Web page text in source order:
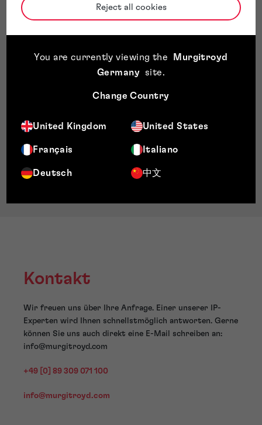
Reject all cookies
You are currently viewing the
Murgitroyd
Germany
site.
Change Country
United Kingdom United States
Français Italiano
Deutsch 中文
Kontakt
Wir freuen uns über Ihre Anfrage. Einer unserer IP-
Experten wird Ihnen schnellstmöglich antworten. Gerne
können Sie uns auch direkt eine E-Mail schreiben an:
info@murgitroyd.com
+49 [0] 89 309 071 100
info@murgitroyd.com